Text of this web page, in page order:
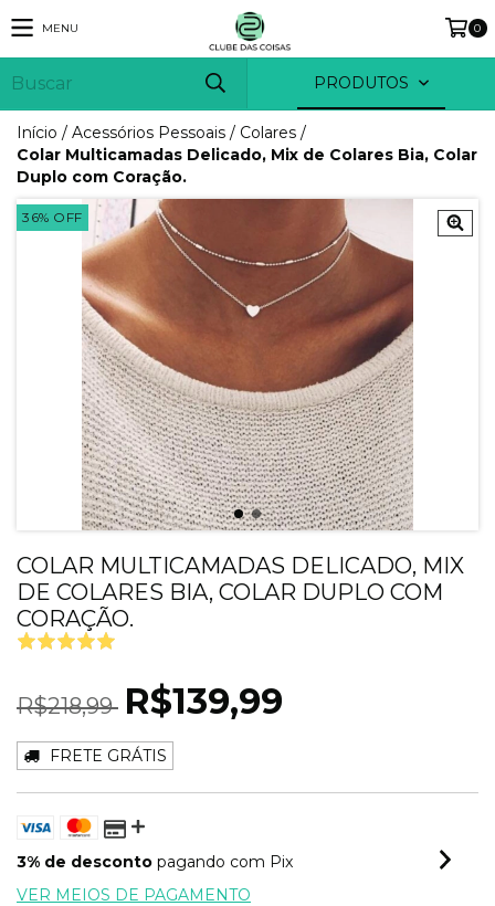
MENU 0
PRODUTOS
Início / Acessórios Pessoais / Colares /
Colar Multicamadas Delicado, Mix de Colares Bia, Colar
Duplo com Coração.
36% OFF
COLAR MULTICAMADAS DELICADO, MIX
DE COLARES BIA, COLAR DUPLO COM
CORAÇÃO.
R$218,99 R$139,99
FRETE GRÁTIS
3% de desconto pagando com Pix
VER MEIOS DE PAGAMENTO